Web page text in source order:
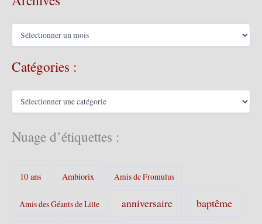
A
h
s
Catégories :
C
é
g
Nuage d’étiquettes :
10 ans Ambiorix Amis de Fromulus
Amis des Géants de Lille anniversaire baptême